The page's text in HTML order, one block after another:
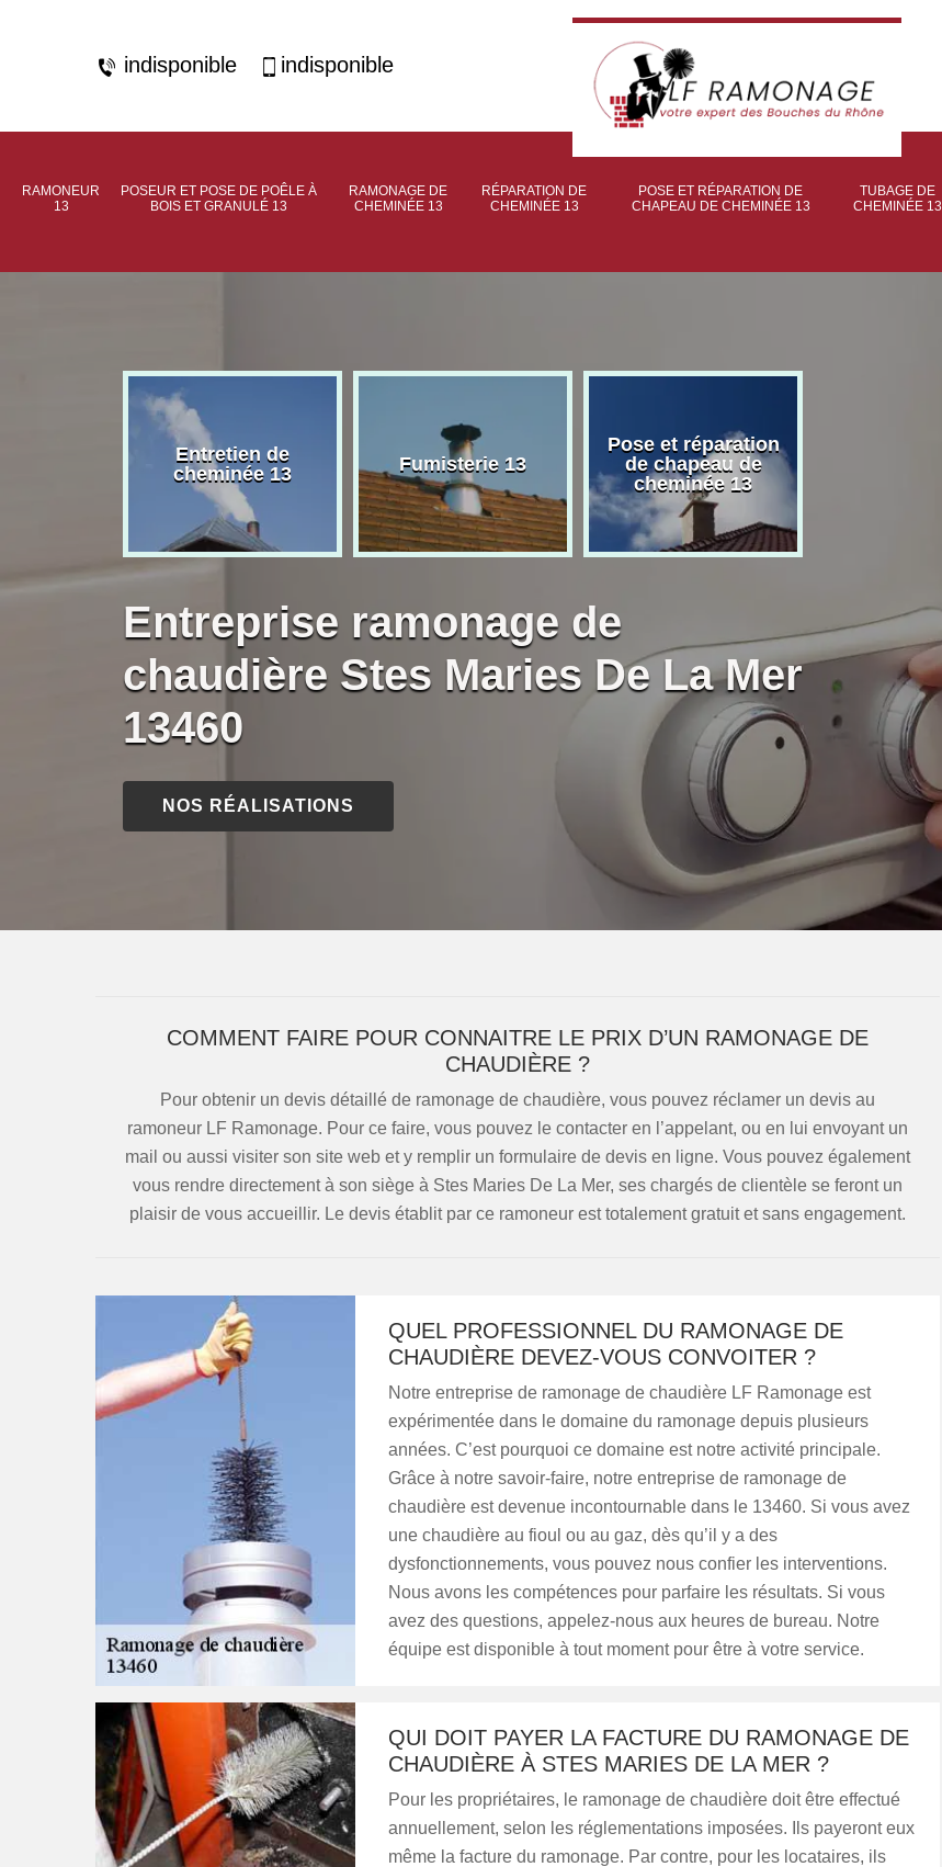
indisponible indisponible
RAMONEUR
13
POSEUR ET POSE DE POÊLE À
BOIS ET GRANULÉ 13
RAMONAGE DE
CHEMINÉE 13
RÉPARATION DE
CHEMINÉE 13
POSE ET RÉPARATION DE
CHAPEAU DE CHEMINÉE 13
TUBAGE DE
CHEMINÉE 13
Entretien de
cheminée 13
Fumisterie 13
Pose et réparation
de chapeau de
cheminée 13
Entreprise ramonage de
chaudière Stes Maries De La Mer
13460
NOS RÉALISATIONS
COMMENT FAIRE POUR CONNAITRE LE PRIX D’UN RAMONAGE DE
CHAUDIÈRE ?
Pour obtenir un devis détaillé de ramonage de chaudière, vous pouvez réclamer un devis au
ramoneur LF Ramonage. Pour ce faire, vous pouvez le contacter en l’appelant, ou en lui envoyant un
mail ou aussi visiter son site web et y remplir un formulaire de devis en ligne. Vous pouvez également
vous rendre directement à son siège à Stes Maries De La Mer, ses chargés de clientèle se feront un
plaisir de vous accueillir. Le devis établit par ce ramoneur est totalement gratuit et sans engagement.
QUEL PROFESSIONNEL DU RAMONAGE DE
CHAUDIÈRE DEVEZ-VOUS CONVOITER ?
Notre entreprise de ramonage de chaudière LF Ramonage est
expérimentée dans le domaine du ramonage depuis plusieurs
années. C’est pourquoi ce domaine est notre activité principale.
Grâce à notre savoir-faire, notre entreprise de ramonage de
chaudière est devenue incontournable dans le 13460. Si vous avez
une chaudière au fioul ou au gaz, dès qu’il y a des
dysfonctionnements, vous pouvez nous confier les interventions.
Nous avons les compétences pour parfaire les résultats. Si vous
avez des questions, appelez-nous aux heures de bureau. Notre
équipe est disponible à tout moment pour être à votre service.
QUI DOIT PAYER LA FACTURE DU RAMONAGE DE
CHAUDIÈRE À STES MARIES DE LA MER ?
Pour les propriétaires, le ramonage de chaudière doit être effectué
annuellement, selon les réglementations imposées. Ils payeront eux
même la facture du ramonage. Par contre, pour les locataires, ils